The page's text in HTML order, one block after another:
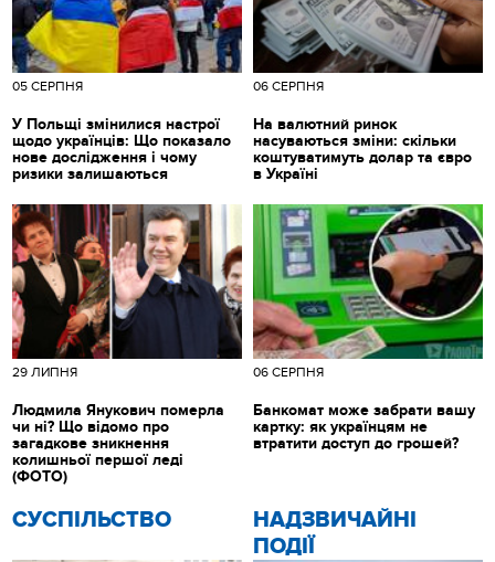
05 СЕРПНЯ
У Польщі змінилися настрої
щодо українців: Що показало
нове дослідження і чому
ризики залишаються
06 СЕРПНЯ
На валютний ринок
насуваються зміни: скільки
коштуватимуть долар та євро
в Україні
CУСПІЛЬСТВО
НАДЗВИЧАЙНІ
ПОДІЇ
29 ЛИПНЯ
Людмила Янукович померла
чи ні? Що відомо про
загадкове зникнення
колишньої першої леді
(ФОТО)
06 СЕРПНЯ
Банкомат може забрати вашу
картку: як українцям не
втратити доступ до грошей?